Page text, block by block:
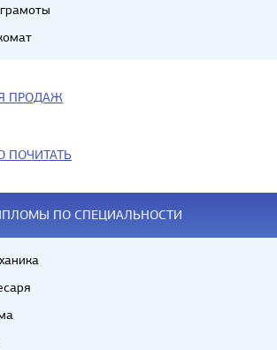
ПРОДАЖ
ПОЧИТАТЬ
ПО СПЕЦИАЛЬНОСТИ